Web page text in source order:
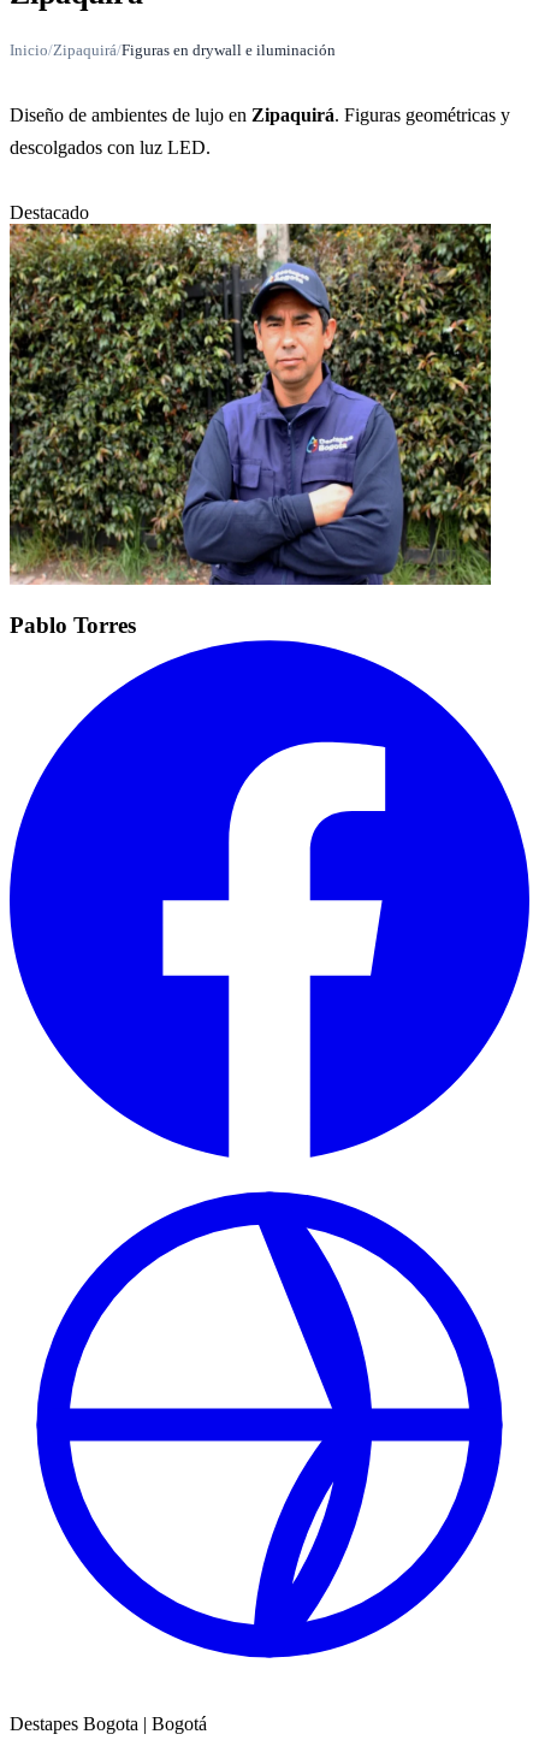
Inicio/Zipaquirá/Figuras en drywall e iluminación
Diseño de ambientes de lujo en Zipaquirá. Figuras geométricas y
descolgados con luz LED.
Destacado
Pablo Torres
Destapes Bogota | Bogotá